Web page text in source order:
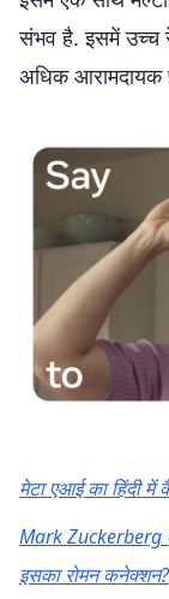
संभव है. इसमें उच्च
अधिक आरामदायक
मेटा एआई का हिंदी
Mark Zuckerberg
इसका रोमन कनेक्शन?